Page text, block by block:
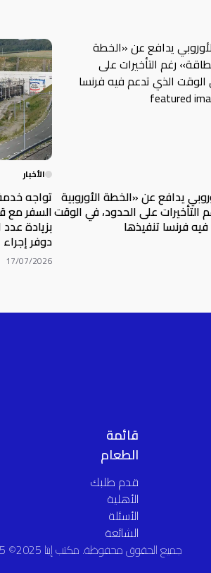
يدافع عن «الخطة الأوروبية
التأخيرات على الحدود، في الوقت
فرنسا تنفيذها
الأخبار
السفر مع
بزيادة
دوفر
17/07/2026
قائمة
الطعام
قدم طلبك
الأهلية
الأسئلة
الشائعة
جميع الحقوق محفوظة. مكتب إيتا 2025© eu eta Office 2025©